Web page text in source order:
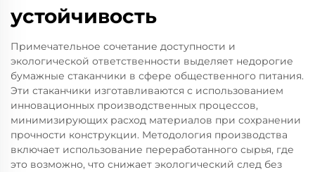
устойчивость
Примечательное сочетание доступности и
экологической ответственности выделяет недорогие
бумажные стаканчики в сфере общественного питания.
Эти стаканчики изготавливаются с использованием
инновационных производственных процессов,
минимизирующих расход материалов при сохранении
прочности конструкции. Методология производства
включает использование переработанного сырья, где
это возможно, что снижает экологический след без